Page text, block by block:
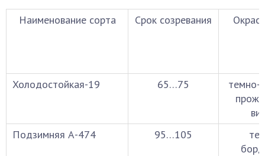
Наименование сорта Срок созревания Окрас
Холодостойкая-19 65…75
темно-
Подзимняя А-474
95…105